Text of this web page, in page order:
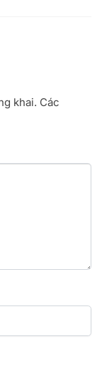
khai. Các